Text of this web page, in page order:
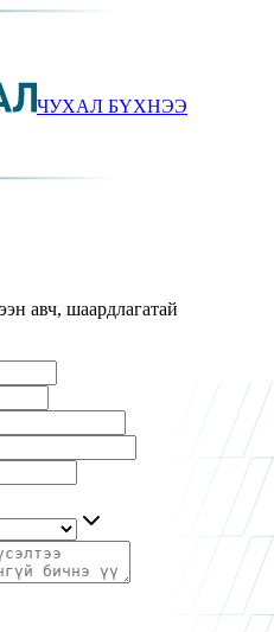
ЧУХАЛ БYХНЭЭ
авч, шаардлагатай